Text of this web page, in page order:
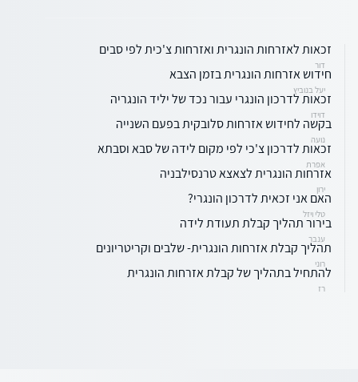
זכאות לאזרחות הונגרית ואזרחות צ'כית לפי סבים
דור
חידוש אזרחות הונגרית בזמן הצבא
יעל בנוביץ
זכאות לדרכון הונגרי עבור נכד של יליד הונגריה
דוידו
בקשה לחידוש אזרחות סלובקית בפעם השנייה
נועה
זכאות לדרכון צ'כי לפי מקום לידה של סבא וסבתא
אפרת
אזרחות הונגרית לצאצא טרנסילבניה
ירון
האם אני זכאית לדרכון הונגרי?
טלי ויזל
בירור תהליך קבלת תעודת לידה
ענבר
תהליך קבלת אזרחות הונגרית- שלבים וקריטריונים
רוני
להתחיל בתהליך של קבלת אזרחות הונגרית
רז